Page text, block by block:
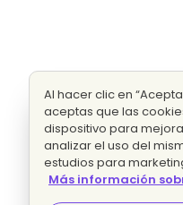
Al hacer clic en
aceptas que las
dispositivo para
analizar el uso del
estudios para
Más información